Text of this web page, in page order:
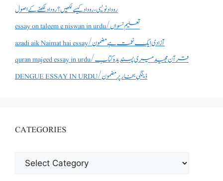
روداد نویسی ،روداد کیسے لکھیں؟ روداد لکھنے کے اصول
essay on taleem e niswan in urdu/تعلیم نسواں
azadi aik Naimat hai essay/آزادی ایک نعمت ہے مضمون
quran majeed essay in urdu/قرآن مجید میری پسندیدہ کتاب
DENGUE ESSAY IN URDU/ڈینگی بخار پر مضمون
CATEGORIES
CATEGORIES